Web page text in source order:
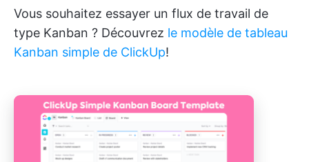
Vous souhaitez essayer un flux de travail de
type Kanban ? Découvrez le modèle de tableau
Kanban simple de ClickUp!